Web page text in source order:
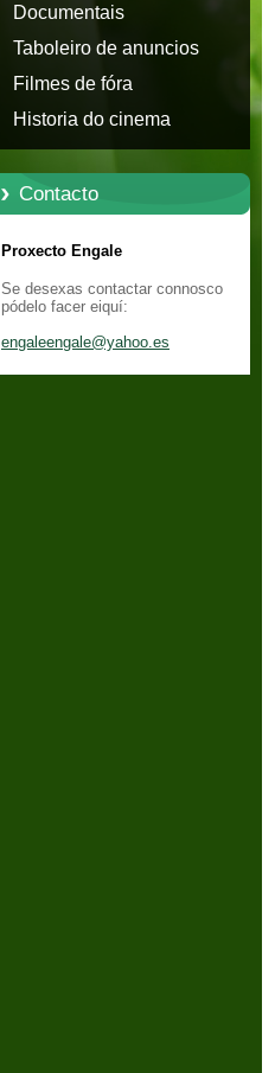
Documentais
Taboleiro de anuncios
Filmes de fóra
Historia do cinema
Contacto
Proxecto Engale
Se desexas contactar connosco
pódelo facer eiquí:
engaleengale@yahoo.es